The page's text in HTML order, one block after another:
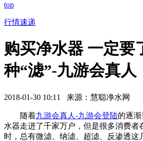
top
行情速递
购买净水器 一定要
种“滤”-九游会真人
2018-01-30 10:11 来源：慧聪净水网
随着九游会真人-九游会登陆的逐
水器走进了千家万户，但是很多消费者
时，总有微滤、纳滤、超滤、反渗透这